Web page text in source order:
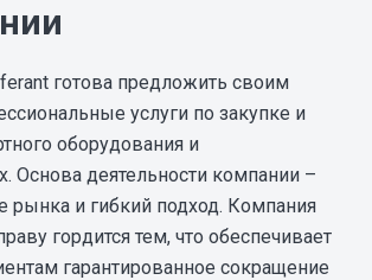
готова предложить своим
услуги по закупке и
оборудования и
Основа деятельности компании –
рынка и гибкий подход. Компания
гордится тем, что обеспечивает
гарантированное сокращение